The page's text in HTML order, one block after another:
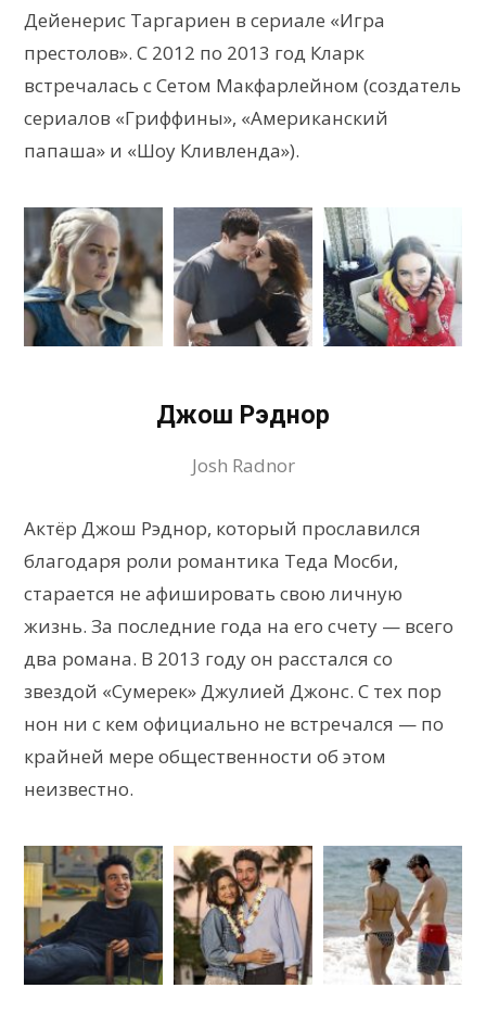
Дейенерис Таргариен в сериале «Игра
престолов». С 2012 по 2013 год Кларк
встречалась с Сетом Макфарлейном (создатель
сериалов «Гриффины», «Американский
папаша» и «Шоу Кливленда»).
Джош Рэднор
Josh Radnor
Актёр Джош Рэднор, который прославился
благодаря роли романтика Теда Мосби,
старается не афишировать свою личную
жизнь. За последние года на его счету — всего
два романа. В 2013 году он расстался со
звездой «Сумерек» Джулией Джонс. С тех пор
нон ни с кем официально не встречался — по
крайней мере общественности об этом
неизвестно.